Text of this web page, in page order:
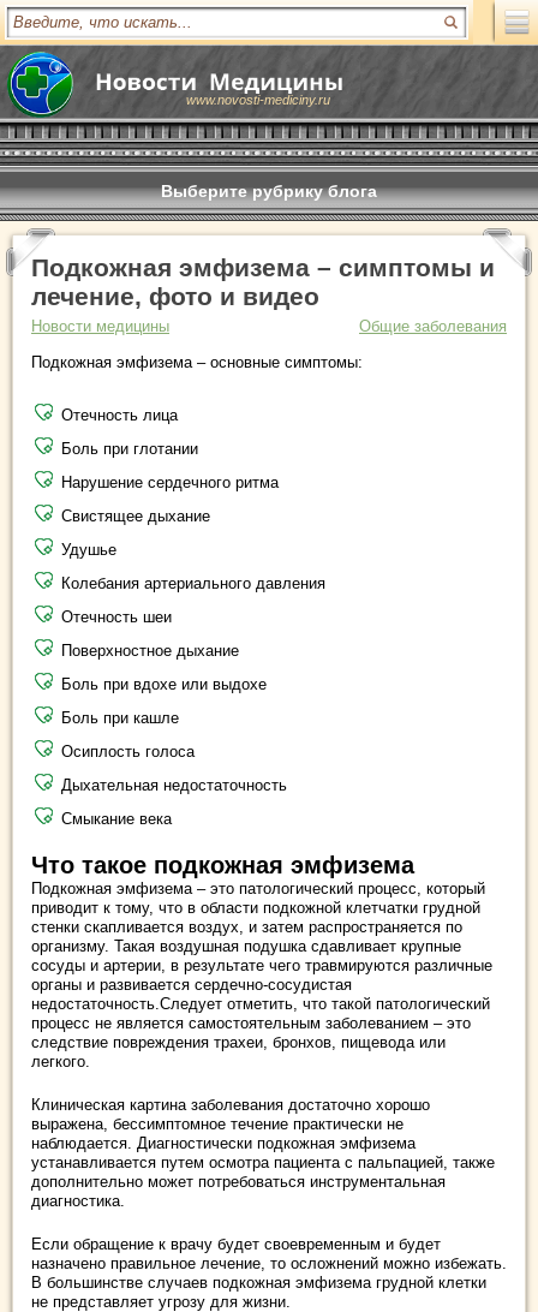
www.novosti-mediciny.ru
Выберите рубрику блога
Подкожная эмфизема – симптомы и
лечение, фото и видео
Новости медицины
Общие заболевания
Подкожная эмфизема – основные симптомы:
Отечность лица
Боль при глотании
Нарушение сердечного ритма
Свистящее дыхание
Удушье
Колебания артериального давления
Отечность шеи
Поверхностное дыхание
Боль при вдохе или выдохе
Боль при кашле
Осиплость голоса
Дыхательная недостаточность
Смыкание века
Что такое подкожная эмфизема
Подкожная эмфизема – это патологический процесс, который
приводит к тому, что в области подкожной клетчатки грудной
стенки скапливается воздух, и затем распространяется по
организму. Такая воздушная подушка сдавливает крупные
сосуды и артерии, в результате чего травмируются различные
органы и развивается сердечно-сосудистая
недостаточность.Следует отметить, что такой патологический
процесс не является самостоятельным заболеванием – это
следствие повреждения трахеи, бронхов, пищевода или
легкого.
Клиническая картина заболевания достаточно хорошо
выражена, бессимптомное течение практически не
наблюдается. Диагностически подкожная эмфизема
устанавливается путем осмотра пациента с пальпацией, также
дополнительно может потребоваться инструментальная
диагностика.
Если обращение к врачу будет своевременным и будет
назначено правильное лечение, то осложнений можно избежать.
В большинстве случаев подкожная эмфизема грудной клетки
не представляет угрозу для жизни.